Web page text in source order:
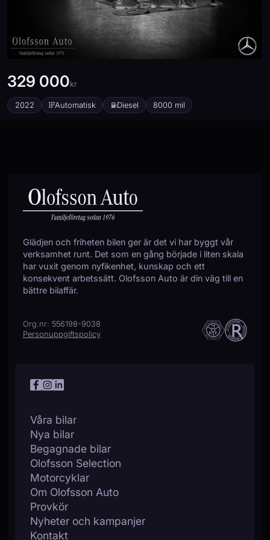
Helljusassistans
Körfilsassistans
LED Strålkastare
Läslampa
Multifunktionsratt
Nödsamtal
Sidokrockgardiner
Skyltigenkänning
Sminkspegel
Svensksåld
Sätesvärme (fram)
Touch-/Pekskärm
Trådlös telefonladdare
329 000kr
2022 Automatisk Diesel 8000 mil
Glädjen och friheten bilen ger är det vi har byggt vår
verksamhet runt. Det som en gång började i liten skala
har vuxit genom nyfikenhet, kunskap och ett
konsekvent arbetssätt. Olofsson Auto är din väg till en
bättre bilaffär.
Org.nr: 556198-9038
Personuppgiftspolicy
Våra bilar
Nya bilar
Begagnade bilar
Olofsson Selection
Motorcyklar
Om Olofsson Auto
Provkör
Nyheter och kampanjer
Kontakt